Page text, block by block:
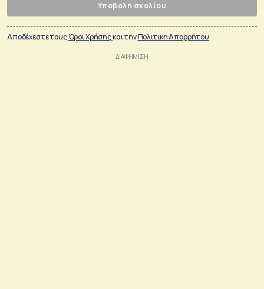
Υποβολή σχολίου
Αποδέχεστε τουςΌροι Χρήσηςκαι τηνΠολιτικη Απορρήτου